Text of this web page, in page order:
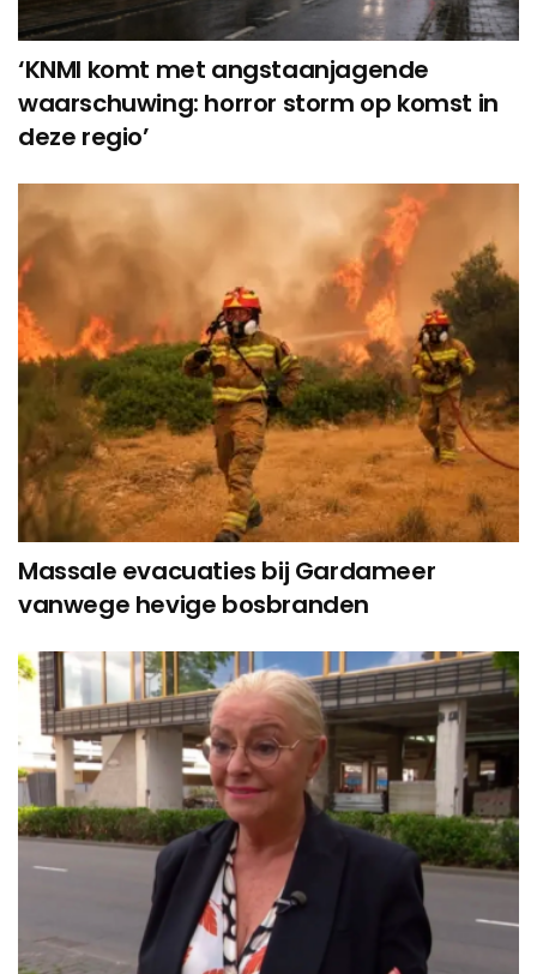
‘KNMI komt met angstaanjagende
waarschuwing: horror storm op komst in
deze regio’
Massale evacuaties bij Gardameer
vanwege hevige bosbranden